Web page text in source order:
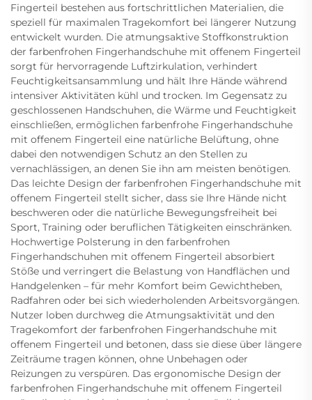
Fingerteil bestehen aus fortschrittlichen Materialien, die
speziell für maximalen Tragekomfort bei längerer Nutzung
entwickelt wurden. Die atmungsaktive Stoffkonstruktion
der farbenfrohen Fingerhandschuhe mit offenem Fingerteil
sorgt für hervorragende Luftzirkulation, verhindert
Feuchtigkeitsansammlung und hält Ihre Hände während
intensiver Aktivitäten kühl und trocken. Im Gegensatz zu
geschlossenen Handschuhen, die Wärme und Feuchtigkeit
einschließen, ermöglichen farbenfrohe Fingerhandschuhe
mit offenem Fingerteil eine natürliche Belüftung, ohne
dabei den notwendigen Schutz an den Stellen zu
vernachlässigen, an denen Sie ihn am meisten benötigen.
Das leichte Design der farbenfrohen Fingerhandschuhe mit
offenem Fingerteil stellt sicher, dass sie Ihre Hände nicht
beschweren oder die natürliche Bewegungsfreiheit bei
Sport, Training oder beruflichen Tätigkeiten einschränken.
Hochwertige Polsterung in den farbenfrohen
Fingerhandschuhen mit offenem Fingerteil absorbiert
Stöße und verringert die Belastung von Handflächen und
Handgelenken – für mehr Komfort beim Gewichtheben,
Radfahren oder bei sich wiederholenden Arbeitsvorgängen.
Nutzer loben durchweg die Atmungsaktivität und den
Tragekomfort der farbenfrohen Fingerhandschuhe mit
offenem Fingerteil und betonen, dass sie diese über längere
Zeiträume tragen können, ohne Unbehagen oder
Reizungen zu verspüren. Das ergonomische Design der
farbenfrohen Fingerhandschuhe mit offenem Fingerteil